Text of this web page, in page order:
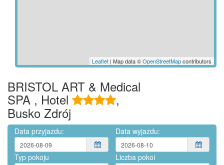
Leaflet | Map data ©OpenStreetMapcontributors
BRISTOL ART & Medical
SPA , Hotel ,
Busko Zdrój
Data przyjazdu: Data wyjazdu:
Typ pokoju Liczba pokoi